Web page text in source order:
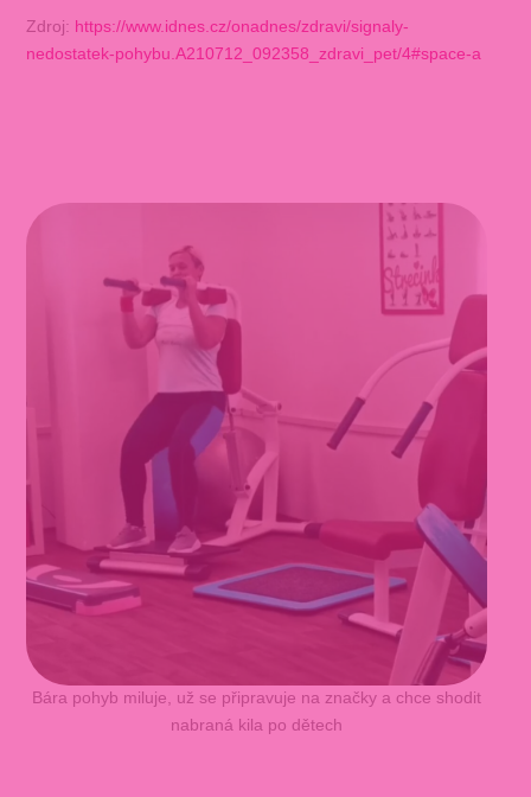
Zdroj: https://www.idnes.cz/onadnes/zdravi/signaly-
nedostatek-pohybu.A210712_092358_zdravi_pet/4#space-a
Bára pohyb miluje, už se připravuje na značky a chce shodit
nabraná kila po dětech